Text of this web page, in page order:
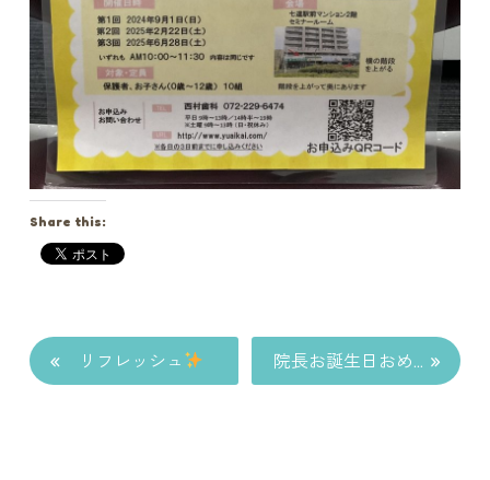
Share this:
« リフレッシュ 院長お誕生日おめでとうございます。 »